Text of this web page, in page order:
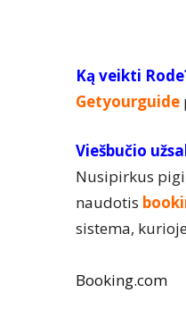
Ką veikti
Getyourguide
Viešbučio
Nusipirkus
naudotis
sistema,
Booking.com